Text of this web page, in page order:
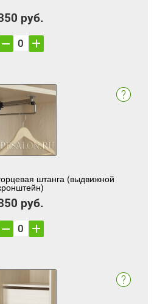
руб.
штанга (выдвижной
руб.